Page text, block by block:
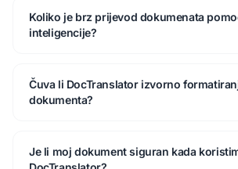
Koliko je brz prijevod dokumenata
inteligencije?
Čuva li DocTranslator izvorno
dokumenta?
Je li moj dokument siguran kada